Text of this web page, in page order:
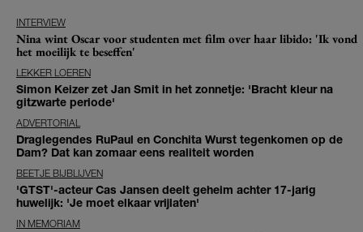
INTERVIEW
Nina wint Oscar voor studenten met film over haar libido: 'Ik vond
het moeilijk te beseffen'
LEKKER LOEREN
Simon Keizer zet Jan Smit in het zonnetje: 'Bracht kleur na
gitzwarte periode'
ADVERTORIAL
Draglegendes RuPaul en Conchita Wurst tegenkomen op de
Dam? Dat kan zomaar eens realiteit worden
BEETJE BIJBLIJVEN
'GTST'-acteur Cas Jansen deelt geheim achter 17-jarig
huwelijk: 'Je moet elkaar vrijlaten'
IN MEMORIAM